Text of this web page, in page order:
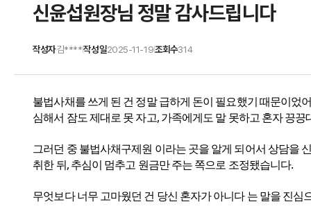
신윤섭원장님 정말 감사드립니다
작성자김****|작성일2025-11-19|조회수314
불법사채를 쓰게 된 건 정말 급하게 돈이 필요했기 때문이었
심해서 잠도 제대로 못 자고, 가족에게도 말 못하고 혼자 끙끙
그러던 중 불법사채구제원 이라는 곳을 알게 되어서 상담을
취한 뒤, 추심이 멈추고 원금만 주는 쪽으로 조정됐습니다.
무엇보다 너무 고마웠던 건 당신 혼자가 아니다 는 말을 진